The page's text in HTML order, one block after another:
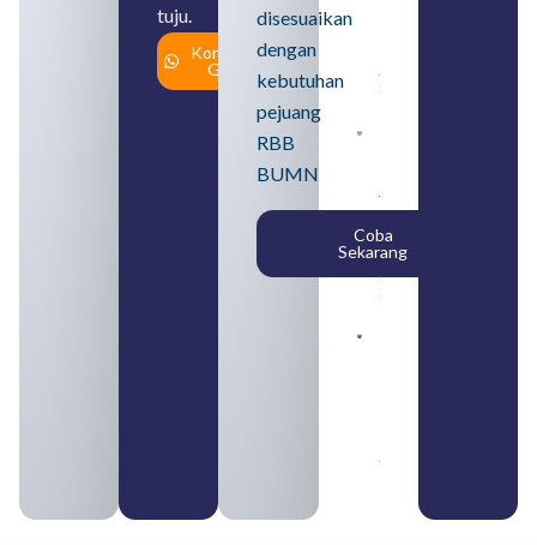
tuju.
Konsultasi
Gratis
disesuaikan
dengan
kebutuhan
pejuang
RBB
BUMN
Coba
Sekarang
August 5,
2026
yang
dalam
Himbara
August 4,
2026
August 3, 2026